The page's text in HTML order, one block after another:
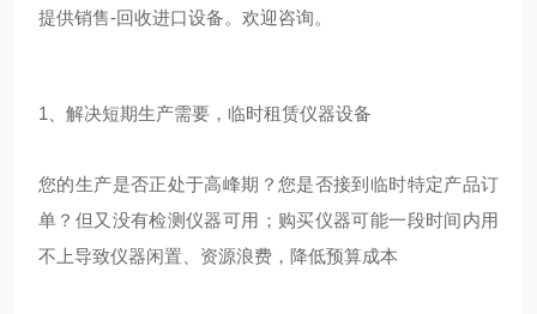
提供销售-回收进口设备。欢迎咨询。
1、解决短期生产需要，临时租赁仪器设备
您的生产是否正处于高峰期？您是否接到临时特定产品订
单？但又没有检测仪器可用；购买仪器可能一段时间内用
不上导致仪器闲置、资源浪费，降低预算成本